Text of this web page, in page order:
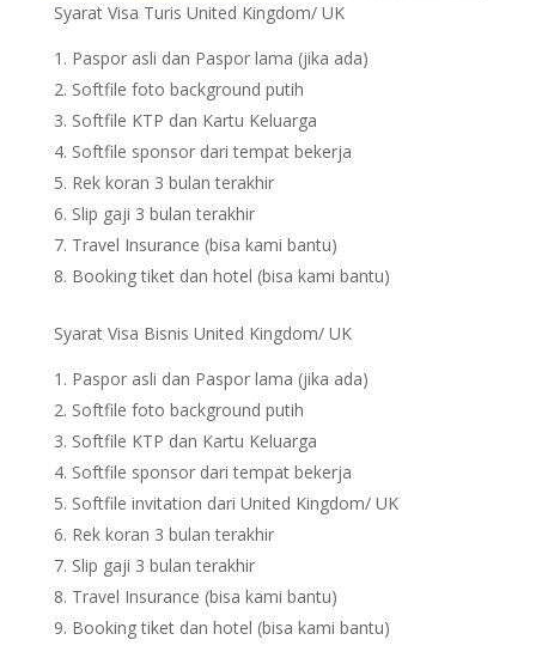
Syarat Visa Turis United Kingdom/ UK
Paspor asli dan Paspor lama (jika ada)
Softfile foto background putih
Softfile KTP dan Kartu Keluarga
Softfile sponsor dari tempat bekerja
Rek koran 3 bulan terakhir
Slip gaji 3 bulan terakhir
Travel Insurance (bisa kami bantu)
Booking tiket dan hotel (bisa kami bantu)
Syarat Visa Bisnis United Kingdom/ UK
Paspor asli dan Paspor lama (jika ada)
Softfile foto background putih
Softfile KTP dan Kartu Keluarga
Softfile sponsor dari tempat bekerja
Softfile invitation dari United Kingdom/ UK
Rek koran 3 bulan terakhir
Slip gaji 3 bulan terakhir
Travel Insurance (bisa kami bantu)
Booking tiket dan hotel (bisa kami bantu)